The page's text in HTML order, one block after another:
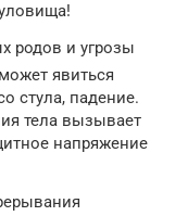
родов и угрозы
явиться
стула, падение.
тела вызывает
напряжение